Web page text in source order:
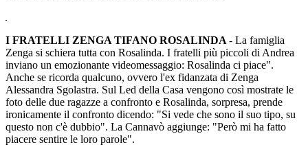
I FRATELLI ZENGA TIFANO ROSALINDA - La famiglia
Zenga si schiera tutta con Rosalinda. I fratelli più piccoli di Andrea
inviano un emozionante videomessaggio: Rosalinda ci piace".
Anche se ricorda qualcuno, ovvero l'ex fidanzata di Zenga
Alessandra Sgolastra. Sul Led della Casa vengono così mostrate le
foto delle due ragazze a confronto e Rosalinda, sorpresa, prende
ironicamente il confronto dicendo: "Si vede che sono il suo tipo, su
questo non c'è dubbio". La Cannavò aggiunge: "Però mi ha fatto
piacere sentire le loro parole".